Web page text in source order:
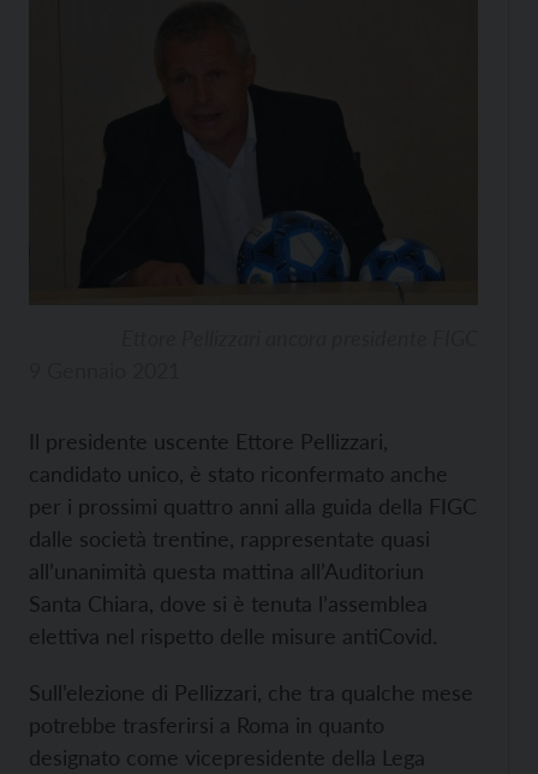
Il presidente uscente Ettore Pellizzari,
candidato unico, è stato riconfermato anche
per i prossimi quattro anni alla guida della FIGC
dalle società trentine, rappresentate quasi
all’unanimità questa mattina all’Auditoriun
Santa Chiara, dove si è tenuta l’assemblea
elettiva nel rispetto delle misure antiCovid.
Sull’elezione di Pellizzari, che tra qualche mese
potrebbe trasferirsi a Roma in quanto
designato come vicepresidente della Lega